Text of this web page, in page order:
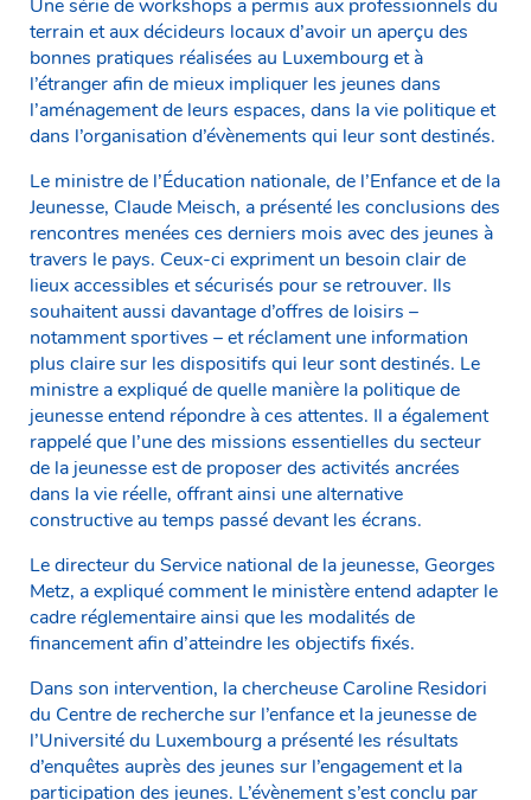
Une série de workshops a permis aux professionnels du
terrain et aux décideurs locaux d’avoir un aperçu des
bonnes pratiques réalisées au Luxembourg et à
l’étranger afin de mieux impliquer les jeunes dans
l’aménagement de leurs espaces, dans la vie politique et
dans l’organisation d’évènements qui leur sont destinés.
Le ministre de l’Éducation nationale, de l’Enfance et de la
Jeunesse, Claude Meisch, a présenté les conclusions des
rencontres menées ces derniers mois avec des jeunes à
travers le pays. Ceux-ci expriment un besoin clair de
lieux accessibles et sécurisés pour se retrouver. Ils
souhaitent aussi davantage d’offres de loisirs –
notamment sportives – et réclament une information
plus claire sur les dispositifs qui leur sont destinés. Le
ministre a expliqué de quelle manière la politique de
jeunesse entend répondre à ces attentes. Il a également
rappelé que l’une des missions essentielles du secteur
de la jeunesse est de proposer des activités ancrées
dans la vie réelle, offrant ainsi une alternative
constructive au temps passé devant les écrans.
Le directeur du Service national de la jeunesse, Georges
Metz, a expliqué comment le ministère entend adapter le
cadre réglementaire ainsi que les modalités de
financement afin d’atteindre les objectifs fixés.
Dans son intervention, la chercheuse Caroline Residori
du Centre de recherche sur l’enfance et la jeunesse de
l’Université du Luxembourg a présenté les résultats
d’enquêtes auprès des jeunes sur l’engagement et la
participation des jeunes. L’évènement s’est conclu par